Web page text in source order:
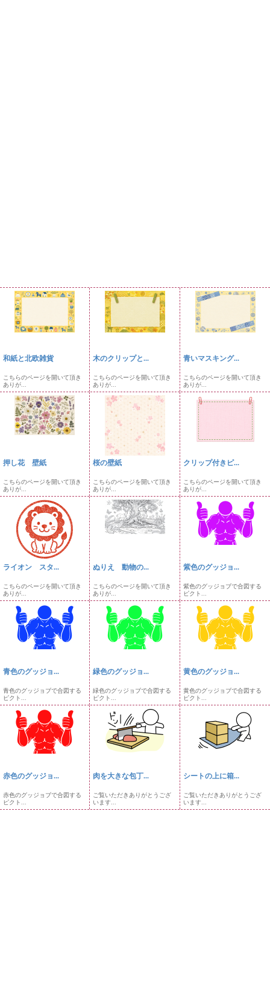
和紙と北欧雑貨
こちらのページを開いて頂き
ありが...
木のクリップと...
こちらのページを開いて頂き
ありが...
青いマスキング...
こちらのページを開いて頂き
ありが...
押し花 壁紙
こちらのページを開いて頂き
ありが...
桜の壁紙
こちらのページを開いて頂き
ありが...
クリップ付きピ...
こちらのページを開いて頂き
ありが...
ライオン スタ...
こちらのページを開いて頂き
ありが...
ぬりえ 動物の...
こちらのページを開いて頂き
ありが...
紫色のグッジョ...
紫色のグッジョブで合図する
ピクト...
青色のグッジョ...
青色のグッジョブで合図する
ピクト...
緑色のグッジョ...
緑色のグッジョブで合図する
ピクト...
黄色のグッジョ...
黄色のグッジョブで合図する
ピクト...
赤色のグッジョ...
赤色のグッジョブで合図する
ピクト...
肉を大きな包丁...
ご覧いただきありがとうござ
います...
シートの上に箱...
ご覧いただきありがとうござ
います...